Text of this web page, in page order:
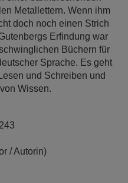
Metallettern. Wenn ihm
doch noch einen Strich
Erfindung war
Büchern für
Sprache. Es geht
und Schreiben und
Wissen.
/ Autorin)